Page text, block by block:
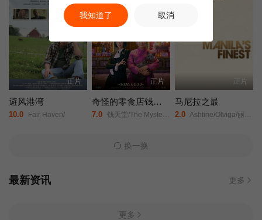
正片
避风港湾
10.0 Fair Haven/
正片
奇怪的零食店钱天堂
7.0 钱天堂/The Mysterious Candy Store/
正片
马尼拉之最
2.0 Ashtine/Olviga/丽卡·佩拉莱约/
换一换
最新资讯 更多
更多
我知道了 取消